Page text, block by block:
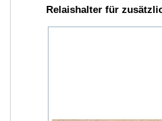
Relaishalter für